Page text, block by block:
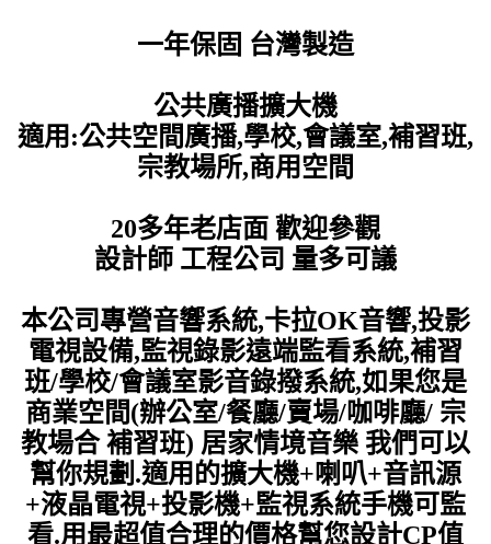
一年保固 台灣製造
公共廣播擴大機
適用:公共空間廣播,學校,會議室,補習班,
宗教場所,商用空間
20多年老店面 歡迎參觀
設計師 工程公司 量多可議
本公司專營音響系統,卡拉OK音響,投影
電視設備,監視錄影遠端監看系統,補習
班/學校/會議室影音錄撥系統,如果您是
商業空間(辦公室/餐廳/賣場/咖啡廳/ 宗
教場合 補習班) 居家情境音樂 我們可以
幫你規劃.適用的擴大機+喇叭+音訊源
+液晶電視+投影機+監視系統手機可監
看.用最超值合理的價格幫您設計CP值